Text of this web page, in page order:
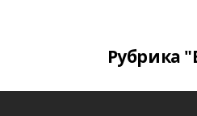
Рубрика